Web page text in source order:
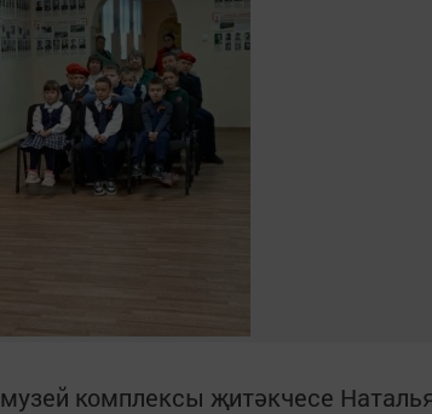
комплексы җитәкчесе